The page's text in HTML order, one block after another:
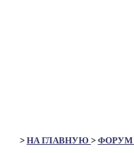
> НА ГЛАВНУЮ > ФОРУМ